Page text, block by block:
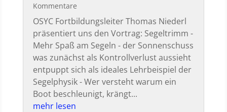
Kommentare
OSYC Fortbildungsleiter Thomas Niederl
präsentiert uns den Vortrag: Segeltrimm -
Mehr Spaß am Segeln - der Sonnenschuss
was zunächst als Kontrollverlust aussieht
entpuppt sich als ideales Lehrbeispiel der
Segelphysik - Wer versteht warum ein
Boot beschleunigt, krängt...
mehr lesen